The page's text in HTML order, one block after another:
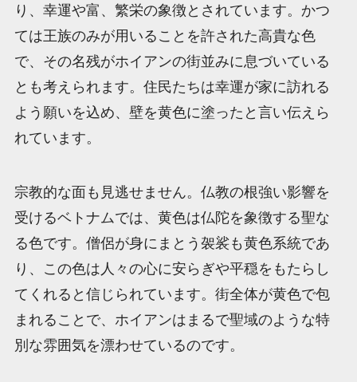
り、幸運や富、繁栄の象徴とされています。かつ
ては王族のみが用いることを許された高貴な色
で、その名残がホイアンの街並みに息づいている
とも考えられます。住民たちは幸運が家に訪れる
よう願いを込め、壁を黄色に塗ったと言い伝えら
れています。
宗教的な面も見逃せません。仏教の根強い影響を
受けるベトナムでは、黄色は仏陀を象徴する聖な
る色です。僧侶が身にまとう袈裟も黄色系統であ
り、この色は人々の心に安らぎや平穏をもたらし
てくれると信じられています。街全体が黄色で包
まれることで、ホイアンはまるで聖域のような特
別な雰囲気を漂わせているのです。